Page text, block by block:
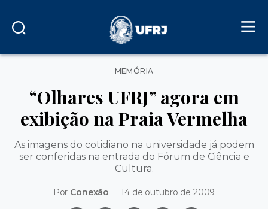
Categorias
MEMÓRIA
“Olhares UFRJ” agora em
exibição na Praia Vermelha
As imagens do cotidiano na universidade já podem
ser conferidas na entrada do Fórum de Ciência e
Cultura.
Por Conexão 14 de outubro de 2009